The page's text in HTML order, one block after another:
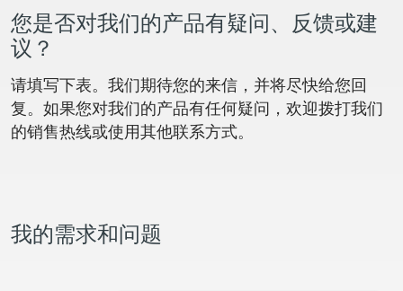
您是否对我们的产品有疑问、反馈或建
议？
请填写下表。我们期待您的来信，并将尽快给您回
复。如果您对我们的产品有任何疑问，欢迎拨打我们
的销售热线或使用其他联系方式。
我的需求和问题